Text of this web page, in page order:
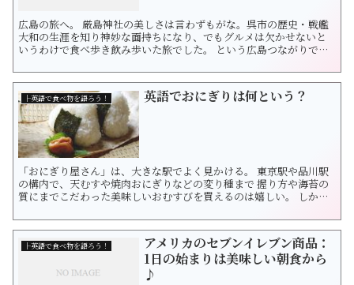
広島の旅へ。 厳島神社の美しさは言わずもがな。呉市の歴史・戦艦
大和の生涯を知り神妙な面持ちになり、でもグルメは欠かせないと
いうわけで食べ歩き飲み歩いた旅でした。 という広島つながりで今
勉強しちゃいましょう！ お土産店で見つけた可愛い絵葉書より。 ＜
まずは生地作り♪＞ Make dough for Okonomiyaki. A...
├英語で食べ物を語ろう！ 英語でおにぎりは何という？
「おにぎり屋さん」は、大きな駅でよく見かける。 東京駅や品川駅
の構内で、天むすや焼肉おにぎりなどの変り種まで 握り方や海苔の
質にまでこだわった美味しいおむすびを買えるのは嬉しい。 しか
難点だ。 朝ごはんに作りたてホカホカおにぎりとあったか味噌汁が
飲めたら最高なのに。 そ...
├英語で食べ物を語ろう！
アメリカのセブンイレブン商品：
1日の始まりは美味しい朝食から
♪